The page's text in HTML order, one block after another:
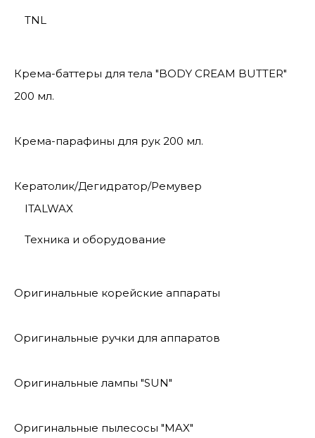
TNL
Крема-баттеры для тела "BODY CREAM BUTTER"
200 мл.
Крема-парафины для рук 200 мл.
Кератолик/Дегидратор/Ремувер
ITALWAX
Техника и оборудование
Оригинальные корейские аппараты
Оригинальные ручки для аппаратов
Оригинальные лампы "SUN"
Оригинальные пылесосы "MAX"